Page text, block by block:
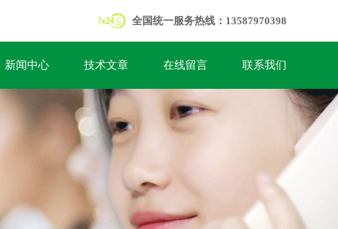
全国统一服务热线：13587970398
新闻中心 技术文章 在线留言 联系我们